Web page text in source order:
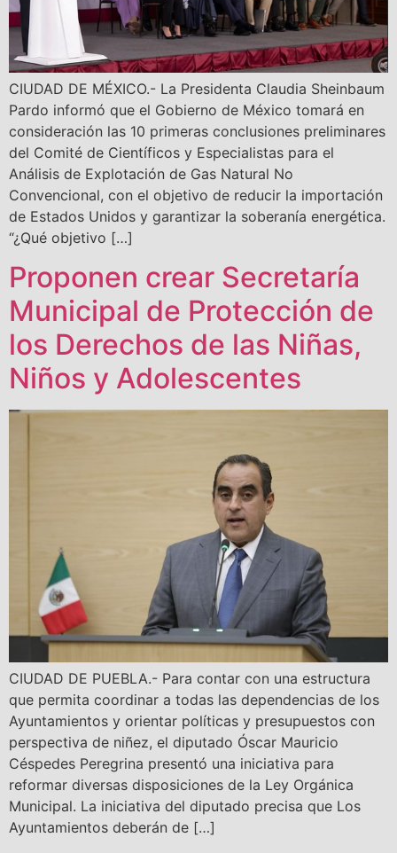
CIUDAD DE MÉXICO.- La Presidenta Claudia Sheinbaum
Pardo informó que el Gobierno de México tomará en
consideración las 10 primeras conclusiones preliminares
del Comité de Científicos y Especialistas para el
Análisis de Explotación de Gas Natural No
Convencional, con el objetivo de reducir la importación
de Estados Unidos y garantizar la soberanía energética.
“¿Qué objetivo […]
Proponen crear Secretaría
Municipal de Protección de
los Derechos de las Niñas,
Niños y Adolescentes
CIUDAD DE PUEBLA.- Para contar con una estructura
que permita coordinar a todas las dependencias de los
Ayuntamientos y orientar políticas y presupuestos con
perspectiva de niñez, el diputado Óscar Mauricio
Céspedes Peregrina presentó una iniciativa para
reformar diversas disposiciones de la Ley Orgánica
Municipal. La iniciativa del diputado precisa que Los
Ayuntamientos deberán de […]